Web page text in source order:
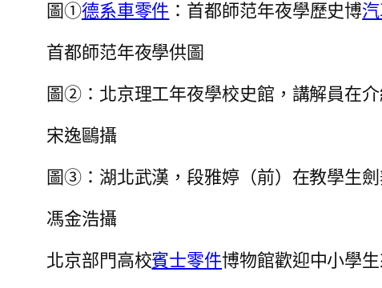
圖①德系車零件 ：首都師范年夜學歷史博
首都師范年夜學供圖
圖②：北京理工年夜學校史館，講解員在介
宋逸鷗攝
圖③：湖北武漢，段雅婷（前）在教學生劍
馮金浩攝
北京部門高校賓士零件博物館歡迎中小學